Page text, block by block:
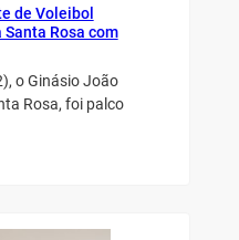
de Voleibol
Rosa com
o Ginásio João
Rosa, foi palco